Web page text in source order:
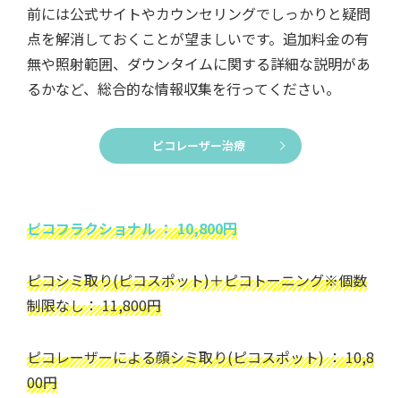
前には公式サイトやカウンセリングでしっかりと疑問
点を解消しておくことが望ましいです。追加料金の有
無や照射範囲、ダウンタイムに関する詳細な説明があ
るかなど、総合的な情報収集を行ってください。
ピコレーザー治療
ピコフラクショナル ： 10,800円
ピコシミ取り(ピコスポット)＋ピコトーニング※個数
制限なし： 11,800円
ピコレーザーによる顔シミ取り(ピコスポット) ： 10,8
00円